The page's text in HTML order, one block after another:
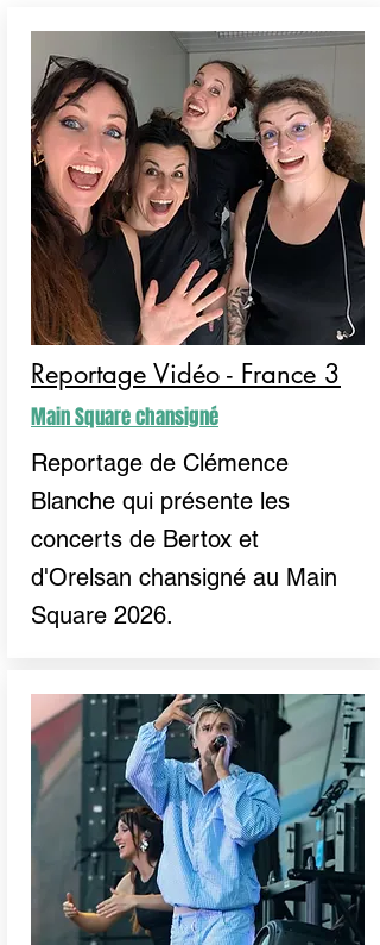
Reportage Vidéo - France 3
Main Square chansigné
Reportage de Clémence
Blanche qui présente les
concerts de Bertox et
d'Orelsan chansigné au Main
Square 2026.